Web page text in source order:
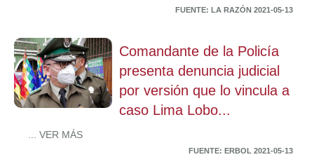
FUENTE: LA RAZÓN 2021-05-13
Comandante de la Policía
presenta denuncia judicial
por versión que lo vincula a
caso Lima Lobo...
... VER MÁS
FUENTE: ERBOL 2021-05-13